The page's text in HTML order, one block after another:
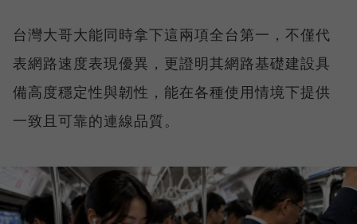
台灣大哥大能同時拿下這兩項全台第一，不僅代
表網路速度表現優異，更證明其網路基礎建設具
備高度穩定性與韌性，能在各種使用情境下提供
一致且可靠的連線品質。